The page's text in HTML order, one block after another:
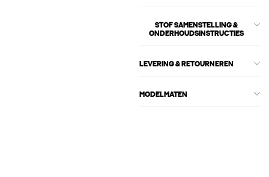
STOF SAMENSTELLING &
ONDERHOUDSINSTRUCTIES
LEVERING & RETOURNEREN
MODELMATEN